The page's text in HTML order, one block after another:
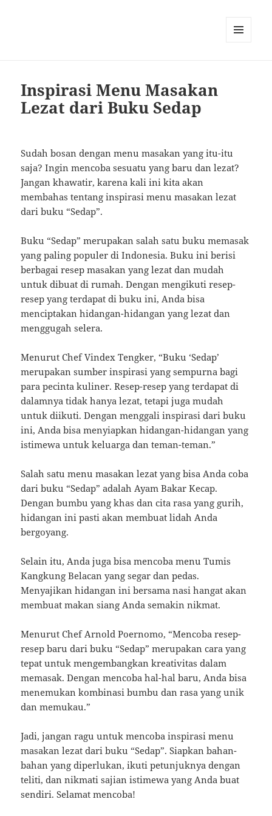
Inspirasi Menu Masakan
Lezat dari Buku Sedap
Sudah bosan dengan menu masakan yang itu-itu
saja? Ingin mencoba sesuatu yang baru dan lezat?
Jangan khawatir, karena kali ini kita akan
membahas tentang inspirasi menu masakan lezat
dari buku “Sedap”.
Buku “Sedap” merupakan salah satu buku memasak
yang paling populer di Indonesia. Buku ini berisi
berbagai resep masakan yang lezat dan mudah
untuk dibuat di rumah. Dengan mengikuti resep-
resep yang terdapat di buku ini, Anda bisa
menciptakan hidangan-hidangan yang lezat dan
menggugah selera.
Menurut Chef Vindex Tengker, “Buku ‘Sedap’
merupakan sumber inspirasi yang sempurna bagi
para pecinta kuliner. Resep-resep yang terdapat di
dalamnya tidak hanya lezat, tetapi juga mudah
untuk diikuti. Dengan menggali inspirasi dari buku
ini, Anda bisa menyiapkan hidangan-hidangan yang
istimewa untuk keluarga dan teman-teman.”
Salah satu menu masakan lezat yang bisa Anda coba
dari buku “Sedap” adalah Ayam Bakar Kecap.
Dengan bumbu yang khas dan cita rasa yang gurih,
hidangan ini pasti akan membuat lidah Anda
bergoyang.
Selain itu, Anda juga bisa mencoba menu Tumis
Kangkung Belacan yang segar dan pedas.
Menyajikan hidangan ini bersama nasi hangat akan
membuat makan siang Anda semakin nikmat.
Menurut Chef Arnold Poernomo, “Mencoba resep-
resep baru dari buku “Sedap” merupakan cara yang
tepat untuk mengembangkan kreativitas dalam
memasak. Dengan mencoba hal-hal baru, Anda bisa
menemukan kombinasi bumbu dan rasa yang unik
dan memukau.”
Jadi, jangan ragu untuk mencoba inspirasi menu
masakan lezat dari buku “Sedap”. Siapkan bahan-
bahan yang diperlukan, ikuti petunjuknya dengan
teliti, dan nikmati sajian istimewa yang Anda buat
sendiri. Selamat mencoba!